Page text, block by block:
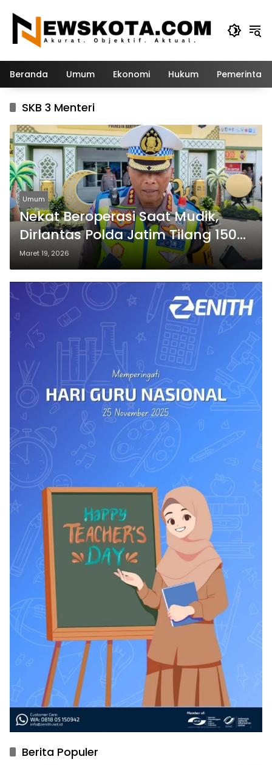
konten
Beranda Umum Ekonomi Hukum
SKB 3 Menteri
Umum
Nekat Beroperasi Saat Mudik,
Dirlantas Polda Jatim Tilang 150
Truk Sumbu Tiga
Maret 19, 2026
Berita Populer